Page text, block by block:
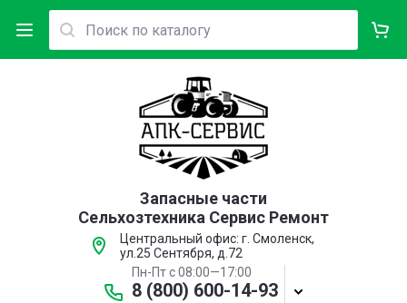
Запасные части
Сельхозтехника Сервис Ремонт
Центральный офис: г. Смоленск,
ул.25 Сентября, д.72
Пн-Пт с 08:00—17:00
8 (800) 600-14-93